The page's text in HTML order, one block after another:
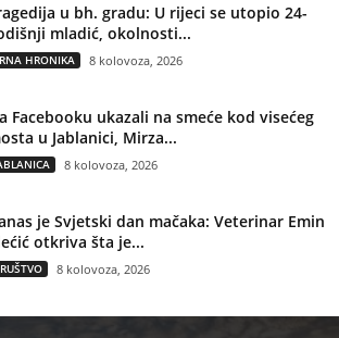
u bh. gradu: U rijeci se utopio 24-
mladić, okolnosti...
HRONIKA 8 kolovoza, 2026
Facebooku ukazali na smeće kod visećeg
u Jablanici, Mirza...
8 kolovoza, 2026
je Svjetski dan mačaka: Veterinar Emin
otkriva šta je...
8 kolovoza, 2026